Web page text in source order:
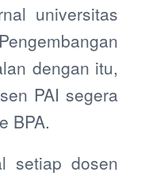
universitas
dengan itu,
PAI segera
BPA.
setiap dosen